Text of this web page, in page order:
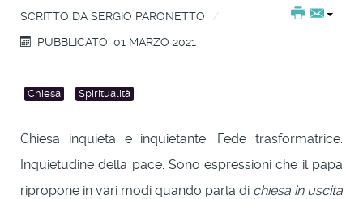
SCRITTO DA SERGIO PARONETTO
PUBBLICATO: 01 MARZO 2021
Chiesa Spiritualità
Chiesa inquieta e inquietante. Fede trasformatrice.
Inquietudine della pace. Sono espressioni che il papa
ripropone in vari modi quando parla di chiesa in uscita